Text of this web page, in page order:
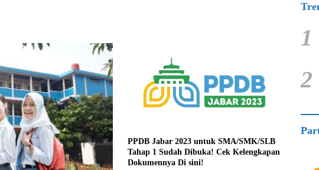
PPDB Jabar 2023 untuk SMA/SMK/SLB
Tahap 1 Sudah Dibuka! Cek Kelengkapan
Dokumennya Di sini!
1
2